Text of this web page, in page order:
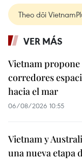
Theo dõi
VER MÁS
Vietnam
corredores
hacia el mar
06/08/2026 10:55
Vietnam y
una nueva etapa